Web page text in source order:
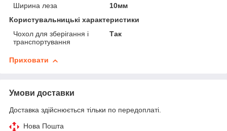
Ширина леза
10мм
Користувальницькі характеристики
Чохол для зберігання і
транспортування
Так
Приховати
Умови доставки
Доставка здійснюється тільки по передоплаті.
Нова Пошта